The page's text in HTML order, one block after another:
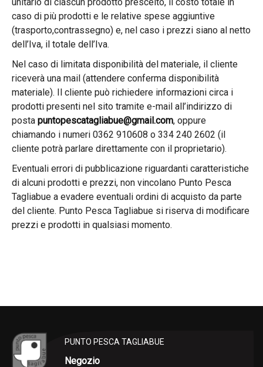
caso di più prodotti e le relative spese aggiuntive
(trasporto,contrassegno) e, nel caso i prezzi siano al netto
dell’Iva, il totale dell’Iva.
Nel caso di limitata disponibilità del materiale, il cliente
riceverà una mail (attendere conferma disponibilità
materiale). Il cliente può richiedere informazioni circa i
prodotti presenti nel sito tramite e-mail all’indirizzo di
posta puntopescatagliabue@gmail.com, oppure
chiamando i numeri 0362 910608 o 334 240 2602 (il
cliente potrà parlare direttamente con il proprietario).
Eventuali errori di pubblicazione riguardanti caratteristiche
di alcuni prodotti e prezzi, non vincolano Punto Pesca
Tagliabue a evadere eventuali ordini di acquisto da parte
del cliente. Punto Pesca Tagliabue si riserva di modificare
prezzi e prodotti in qualsiasi momento.
PUNTO PESCA TAGLIABUE
Negozio